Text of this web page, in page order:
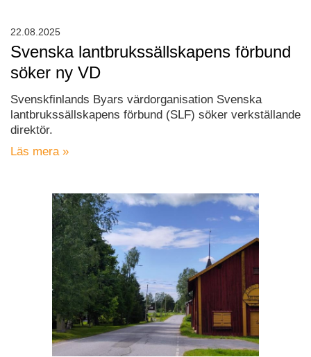
Svenska lantbrukssällskapens förbund
söker ny VD
Svenskfinlands Byars värdorganisation Svenska
lantbrukssällskapens förbund (SLF) söker verkställande
direktör.
Läs mera »
22.08.2025